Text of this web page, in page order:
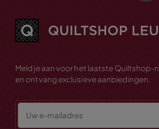
Meld je aan voor het laatste Quiltshop-
en ontvang exclusieve aanbiedingen.